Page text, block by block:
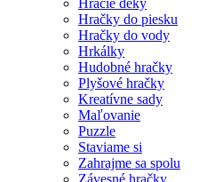
Hracie deky
Hračky do piesku
Hračky do vody
Hrkálky
Hudobné hračky
Plyšové hračky
Kreatívne sady
Maľovanie
Puzzle
Staviame si
Zahrajme sa spolu